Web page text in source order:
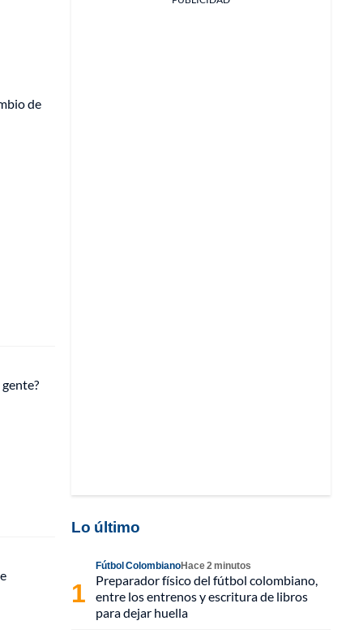
de
Lo último
Fútbol ColombianoHace 2 minutos
Preparador físico del fútbol colombiano,
entre los entrenos y escritura de libros
para dejar huella